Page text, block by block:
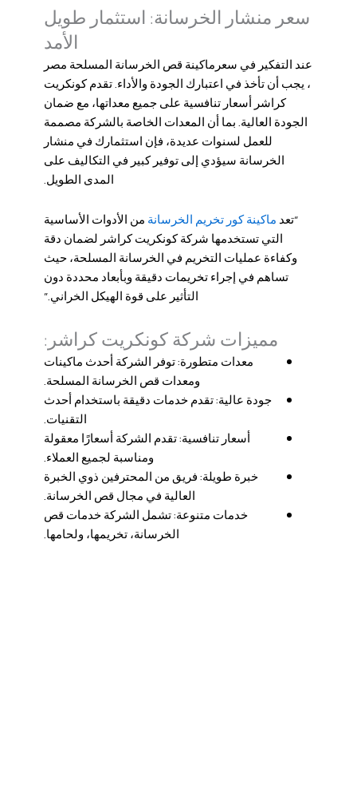
سعر منشار الخرسانة: استثمار طويل
الأمد
عند التفكير في سعر ماكینة قص الخرسانة المسلحة مصر
، يجب أن تأخذ في اعتبارك الجودة والأداء. تقدم كونكريت
كراشر أسعار تنافسية على جميع معداتها، مع ضمان
الجودة العالية. بما أن المعدات الخاصة بالشركة مصممة
للعمل لسنوات عديدة، فإن استثمارك في منشار
الخرسانة سيؤدي إلى توفير كبير في التكاليف على
المدى الطويل.
“تعد ماكينة كور تخريم الخرسانة من الأدوات الأساسية
التي تستخدمها شركة كونكريت كراشر لضمان دقة
وكفاءة عمليات التخريم في الخرسانة المسلحة، حيث
تساهم في إجراء تخريمات دقيقة وبأبعاد محددة دون
التأثير على قوة الهيكل الخراني.”
مميزات شركة كونكريت كراشر:
معدات متطورة: توفر الشركة أحدث ماكينات
ومعدات قص الخرسانة المسلحة.
جودة عالية: تقدم خدمات دقيقة باستخدام أحدث
التقنيات.
أسعار تنافسية: تقدم الشركة أسعارًا معقولة
ومناسبة لجميع العملاء.
خبرة طويلة: فريق من المحترفين ذوي الخبرة
العالية في مجال قص الخرسانة.
خدمات متنوعة: تشمل الشركة خدمات قص
الخرسانة، تخريمها، ولحامها.